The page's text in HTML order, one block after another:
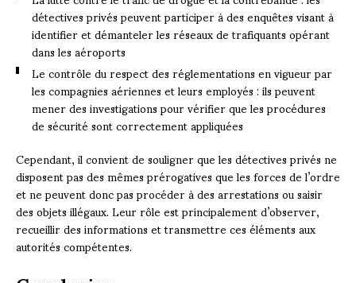
détectives privés peuvent participer à des enquêtes visant à
identifier et démanteler les réseaux de trafiquants opérant
dans les aéroports
Le contrôle du respect des réglementations en vigueur par
les compagnies aériennes et leurs employés : ils peuvent
mener des investigations pour vérifier que les procédures
de sécurité sont correctement appliquées
Cependant, il convient de souligner que les détectives privés ne
disposent pas des mêmes prérogatives que les forces de l’ordre
et ne peuvent donc pas procéder à des arrestations ou saisir
des objets illégaux. Leur rôle est principalement d’observer,
recueillir des informations et transmettre ces éléments aux
autorités compétentes.